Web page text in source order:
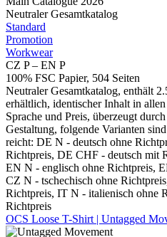
Neutraler Gesamtkatalog
Standard
Promotion
Workwear
CZ P – EN P
100% FSC Papier, 504 Seiten
Neutraler Gesamtkatalog, enthält
erhältlich, identischer Inhalt in
Sprache und Preis, überzeugt
Gestaltung, folgende Varianten
reicht: DE N - deutsch ohne
Richtpreis, DE CHF - deutsch mit
EN N - englisch ohne Richtpreis,
CZ N - tschechisch ohne
Richtpreis, IT N - italienisch ohne
Richtpreis
OCS Loose T-Shirt | Untagged